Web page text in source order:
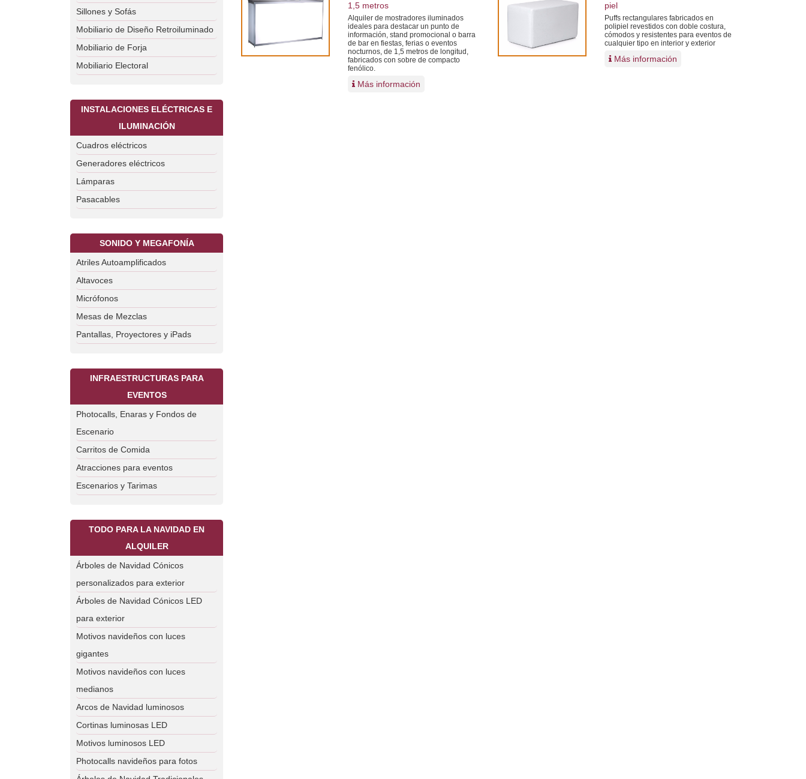
Sillones y Sofás
Mobiliario de Diseño Retroiluminado
Mobiliario de Forja
Mobiliario Electoral
INSTALACIONES ELÉCTRICAS E
ILUMINACIÓN
Cuadros eléctricos
Generadores eléctricos
Lámparas
Pasacables
SONIDO Y MEGAFONÍA
Atriles Autoamplificados
Altavoces
Micrófonos
Mesas de Mezclas
Pantallas, Proyectores y iPads
INFRAESTRUCTURAS PARA
EVENTOS
Photocalls, Enaras y Fondos de
Escenario
Carritos de Comida
Atracciones para eventos
Escenarios y Tarimas
TODO PARA LA NAVIDAD EN
ALQUILER
Árboles de Navidad Cónicos
personalizados para exterior
Árboles de Navidad Cónicos LED
para exterior
Motivos navideños con luces
gigantes
Motivos navideños con luces
medianos
Arcos de Navidad luminosos
Cortinas luminosas LED
Motivos luminosos LED
Photocalls navideños para fotos
1,5 metros
Alquiler de mostradores iluminados
ideales para destacar un punto de
información, stand promocional o barra
de bar en fiestas, ferias o eventos
nocturnos, de 1,5 metros de longitud,
fabricados con sobre de compacto
fenólico.
Más información
piel
Puffs rectangulares fabricados en
polipiel revestidos con doble costura,
cómodos y resistentes para eventos de
cualquier tipo en interior y exterior
Más información